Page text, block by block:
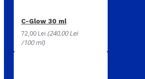
C-Glow 30 ml
72,00 Lei (240,00 Lei
/100 ml)